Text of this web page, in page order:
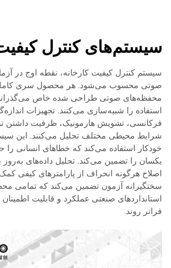
سیستم‌های کنترل
سیستم کنترل کیفیت کارخانه، نقطه اوج در
صوتی محسوب می‌شود. هر محصول سری کاملی
محفظه‌های صوتی طراحی شده خاص
استفاده را شبیه‌سازی می‌کنند. تجهیزات
فرکانسی، تشويش هارمونيک، ظرفیت داشتن
شرایط محیطی مختلف تحلیل می‌کنند. این
خودکار استفاده می‌کند که خطاهای انسانی را
یکسان را تضمین می‌کند. تحلیل داده‌های
اصلاح هرگونه انحراف از پارامترهای کیفی
سختگیرانه آزمون تضمین می‌کند که تمامی
استانداردهای صنعتی عملکرد و قابلیت اطمینان
فراتر روند.